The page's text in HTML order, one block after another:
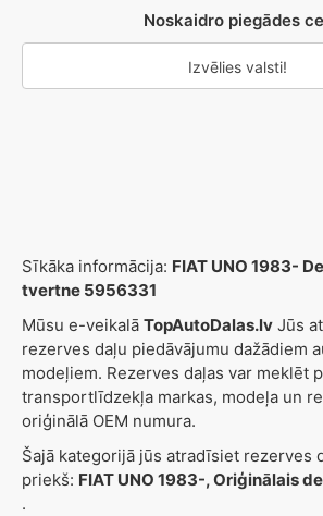
Noskaidro piegādes
Izvēlies valsti!
Sīkāka informācija: FIAT UNO 1983-
tvertne 5956331
Mūsu e-veikalā TopAutoDalas.lv Jūs
rezerves daļu piedāvājumu dažādiem
modeļiem. Rezerves daļas var meklēt
transportlīdzekļa markas, modeļa un
oriģinālā OEM numura.
Šajā kategorijā jūs atradīsiet rezerves
priekš: FIAT UNO 1983-, Oriģinālais
.